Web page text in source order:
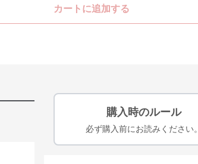
カートに追加する
購入時のルール
必ず購入前にお読みください。